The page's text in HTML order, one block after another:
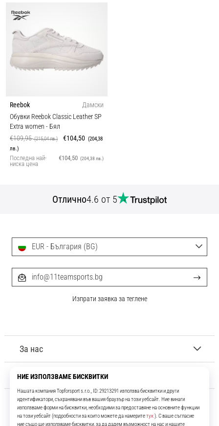
Reebok
Дамски
Обувки Reebok Classic Leather SP
Extra women - Бял
€109,95(215,04 лв.) €104,50 (204,38
лв.)
Последна най-
ниска цена
€104,50 (204,38 лв.)
Отлично4.6 от 5
За нас
Обслужване на клиенти
EUR - България (BG)
info@11teamsports.bg
Изпрати заявка за теглене